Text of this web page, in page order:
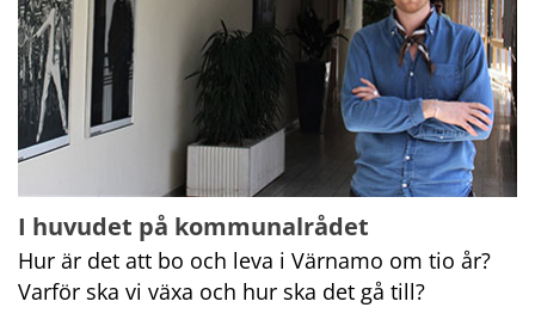
I huvudet på kommunalrådet
Hur är det att bo och leva i Värnamo om tio år?
Varför ska vi växa och hur ska det gå till?